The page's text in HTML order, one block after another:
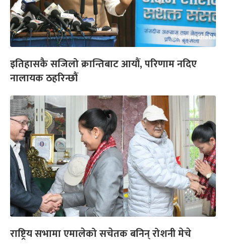
इतिहासकै सजिलो क्रान्तिबाट आयौं, परिणाम नदिए
नालायक ठहरिन्छौं
राष्ट्रिय सभामा एमालेको सचेतक बनिन् रोशनी मेचे